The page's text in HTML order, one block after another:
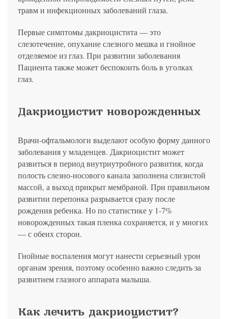
травм и инфекционных заболеваний глаза.
Первые симптомы дакриоцистита — это
слезотечение, опухание слезного мешка и гнойное
отделяемое из глаз. При развитии заболевания
Пациента также может беспокоить боль в уголках
глаз.
Дакриоцистит новорожденных
Врачи-офтальмологи выделают особую форму данного
заболевания у младенцев. Дакриоцистит может
развиться в период внутриутробного развития, когда
полость слезно-носового канала заполнена слизистой
массой, а выход прикрыт мембраной. При правильном
развитии перепонка разрывается сразу после
рождения ребенка. Но по статистике у 1-7%
новорожденных такая пленка сохраняется, и у многих
— с обеих сторон.
Гнойные воспаления могут нанести серьезный урон
органам зрения, поэтому особенно важно следить за
развитием глазного аппарата малыша.
Как лечить дакриоцистит?